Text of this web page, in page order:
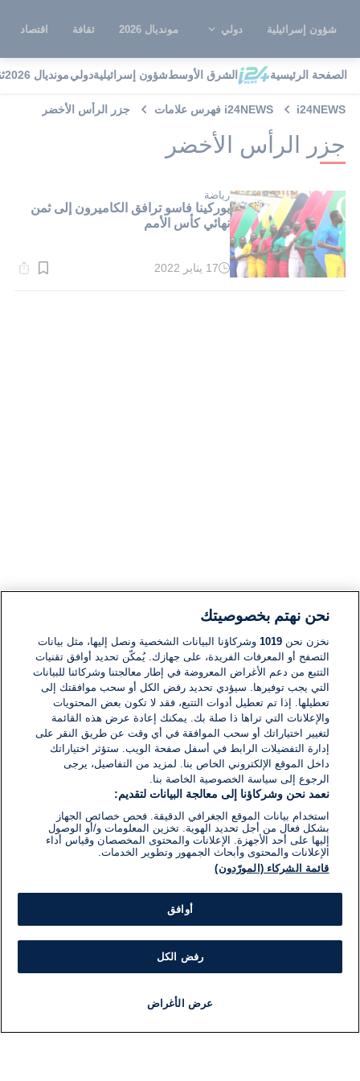
شؤون إسرائيلية دولي مونديال 2026 ثقافة اقتصاد
الصفحة الرئيسية الشرق الأوسطشؤون إسرائيليةدوليمونديال 2026
i24NEWS i24NEWS فهرس علامات جزر الرأس الأخضر
جزر الرأس الأخضر
رياضة
بوركينا فاسو ترافق الكاميرون إلى ثمن
نهائي كأس الأمم
وقت
17 يناير 2022
نحن نهتم بخصوصيتك
نخزن نحن1019 وشركاؤنا البيانات الشخصية ونصل إليها، مثل بيانات
التصفح أو المعرفات الفريدة، على جهازك. يُمكّن تحديد أوافق تقنيات
التتبع من دعم الأغراض المعروضة في إطار معالجتنا وشركائنا للبيانات
التي يجب توفيرها. سيؤدي تحديد رفض الكل أو سحب موافقتك إلى
تعطيلها. إذا تم تعطيل أدوات التتبع، فقد لا تكون بعض المحتويات
والإعلانات التي تراها ذا صلة بك. يمكنك إعادة عرض هذه القائمة
لتغيير اختياراتك أو سحب الموافقة في أي وقت عن طريق النقر على
إدارة التفضيلات الرابط في أسفل صفحة الويب. ستؤثر اختياراتك
داخل الموقع الإلكتروني الخاص بنا. لمزيد من التفاصيل، يرجى
الرجوع إلى سياسة الخصوصية الخاصة بنا.
نعمد نحن وشركاؤنا إلى معالجة البيانات لتقديم:
استخدام بيانات الموقع الجغرافي الدقيقة. فحص خصائص الجهاز
بشكل فعال من أجل تحديد الهوية. تخزين المعلومات و/أو الوصول
إليها على أحد الأجهزة. الإعلانات والمحتوى المخصصان وقياس أداء
الإعلانات والمحتوى وأبحاث الجمهور وتطوير الخدمات.
قائمة الشركاء (المورّدون)
أوافق
رفض الكل
عرض الأغراض